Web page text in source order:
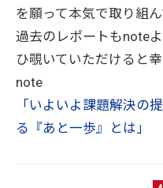
を願って本気で取り組ん
過去のレポートもnote
ひ覗いていただけると幸
note
「いよいよ課題解決の
る『あと一歩』とは」